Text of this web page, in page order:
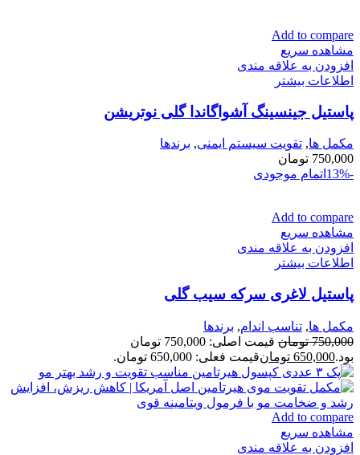
Add to compare
مشاهده سریع
افزودن به علاقه مندی
اطلاعات بیشتر
پاستیل جینسینگ آشواگاندا گلی نوتریشن
مكمل ها, تقویت سیستم ایمنی, برندها
750,000 تومان
-13%
اتمام موجودی
Add to compare
مشاهده سریع
افزودن به علاقه مندی
اطلاعات بیشتر
پاستیل لاغری سرکه سیب گلی
مكمل ها, تناسب اندام, برندها
750,000 تومان
قیمت اصلی: 750,000 تومان
بود.650,000 تومانقیمت فعلی: 650,000 تومان.
Add to compare
مشاهده سریع
افزودن به علاقه مندی